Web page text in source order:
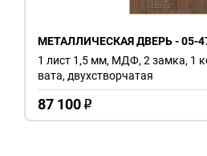
МЕТАЛЛИЧЕСКАЯ ДВЕРЬ - 05-
87 100 o
1 лист 1,5 мм, МДФ, 2 замка, 1
вата, двухстворчатая